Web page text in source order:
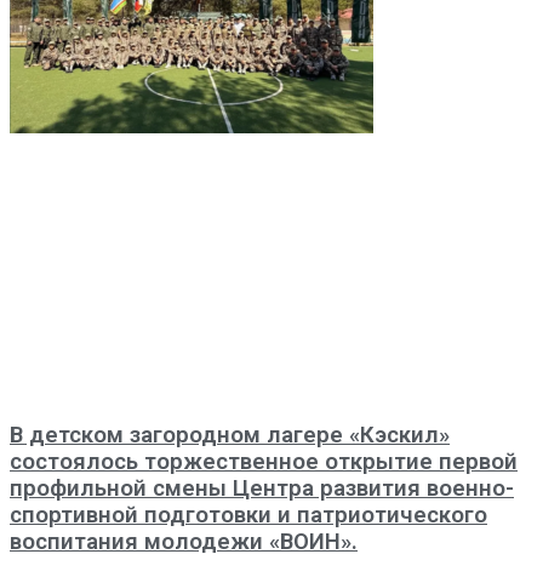
В детском загородном лагере «Кэскил»
состоялось торжественное открытие первой
профильной смены Центра развития военно-
спортивной подготовки и патриотического
воспитания молодежи «ВОИН».